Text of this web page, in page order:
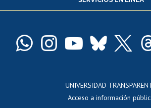
Docentes
UNIVERSIDAD
Acceso a información